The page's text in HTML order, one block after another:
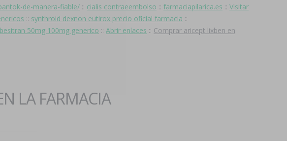
de-manera-fiable/ :: cialis contraeembolso :: farmaciapilarica.es :: Visitar
:: synthroid dexnon eutirox precio oficial farmacia ::
50mg 100mg generico :: Abrir enlaces :: Comprar aricept lixben en
LA FARMACIA